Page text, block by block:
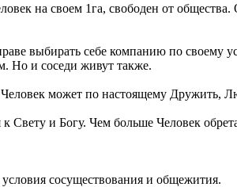
на своем 1га, свободен от
выбирать себе компанию по своему
Но и соседи живут также.
Человек может по настоящему Дружить,
и Богу. Чем больше Человек
сосуществования и общежития.